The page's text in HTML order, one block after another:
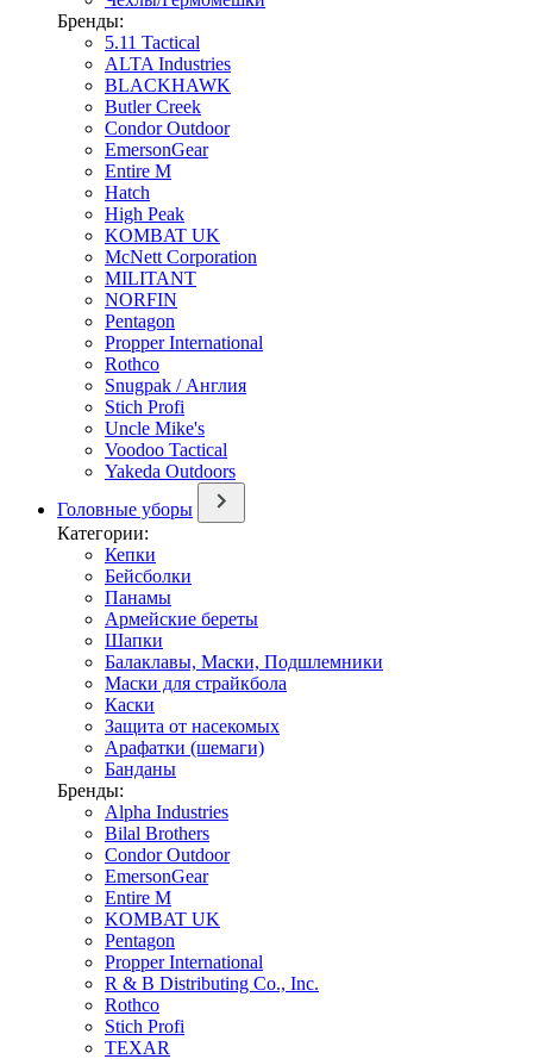
Бренды:
5.11 Tactical
ALTA Industries
BLACKHAWK
Butler Creek
Condor Outdoor
EmersonGear
Entire M
Hatch
High Peak
KOMBAT UK
McNett Corporation
MILITANT
NORFIN
Pentagon
Propper International
Rothco
Snugpak / Англия
Stich Profi
Uncle Mike's
Voodoo Tactical
Yakeda Outdoors
Головные уборы
Категории:
Кепки
Бейсболки
Панамы
Армейские береты
Шапки
Балаклавы, Маски, Подшлемники
Маски для страйкбола
Каски
Защита от насекомых
Арафатки (шемаги)
Банданы
Бренды:
Alpha Industries
Bilal Brothers
Condor Outdoor
EmersonGear
Entire M
KOMBAT UK
Pentagon
Propper International
R & B Distributing Co., Inc.
Rothco
Stich Profi
TEXAR